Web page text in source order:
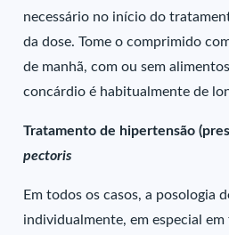
necessário no início do
da dose. Tome o comprimido
de manhã, com ou sem
concárdio é habitualmente de
Tratamento de hipertensão
pectoris
Em todos os casos, a posologia
individualmente, em especial